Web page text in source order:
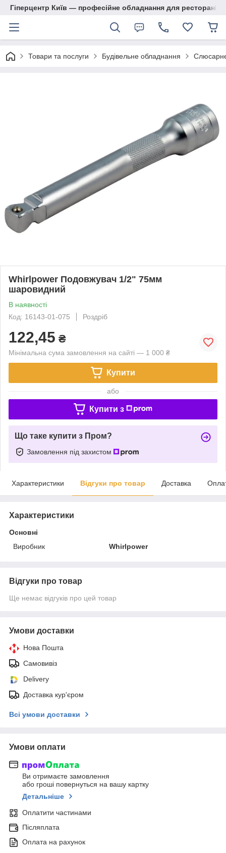
Гіперцентр Київ — професійне обладнання для ресторанів,
Товари та послуги Будівельне обладнання
Whirlpower Подовжувач 1/2" 75мм
шаровидний
В наявності
Код: 16143-01-075
Роздріб
122,45 ₴
Мінімальна сума замовлення на сайті — 1 000 ₴
Купити
або
Купити з
Що таке купити з Пром?
Замовлення під захистом
Характеристики Відгуки про товар Доставка
Характеристики
Основні
Виробник
Whirlpower
Відгуки про товар
Ще немає відгуків про цей товар
Умови доставки
Нова Пошта
Самовивіз
Delivery
Доставка кур'єром
Всі умови доставки
Умови оплати
Ви отримаєте замовлення
або гроші повернуться на вашу картку
Детальніше
Оплатити частинами
Післяплата
Оплата на рахунок